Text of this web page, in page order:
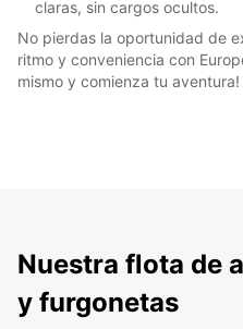
claras, sin cargos ocultos.
No pierdas la oportunidad de
ritmo y conveniencia con
mismo y comienza tu aventura!
Nuestra flota de
y furgonetas